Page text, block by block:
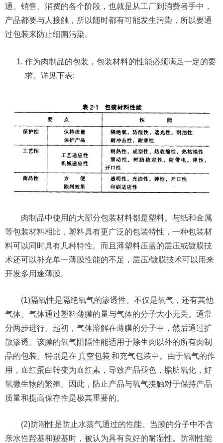
通、销售、消费的各个阶段，也就是从工厂到消费者手中，
产品都要与人接触，所以随时都有可能发生污染，所以要通
过包装来防止细菌污染。
作为肉制品的包装，包装材料的性能必须满足一定的要
求。详见下表:
肉制品中使用的大部分包装材料都是塑料。与纸和金属
等包装材料相比，塑料具有更广泛的包装特性，一种包装材
料可以同时具有几种特性。而且薄塑料压盖的层压或镀膜技
术还可以补充单一薄膜性能的不足，层压/镀膜技术可以用来
开发多用途薄膜。
(1)隔氧性是隔绝氧气的渗透性。不仅是氧气，还有其他
气体。气体通过塑料薄膜的量与气体的分子大小无关。通常
分两步进行。起初，气体溶解在薄膜的分子中，然后通过扩
散渗透。该膜的氧气阻隔性能适用于除生肉以外的所有肉制
品的包装。特别是在 真空包装 和充气包装中。由于氧气的作
用，血红蛋白转变为血红素，导致产品褪色，脂肪氧化，好
氧微生物的繁殖。因此，防止产品与氧气接触对于保持产品
质量和提高保存性是极其重要的。
(2)防潮性是防止水蒸气通过的性能。当膜的分子中不含
亲水性羟基和羧基时，被认为具有良好的耐湿性。防潮性能